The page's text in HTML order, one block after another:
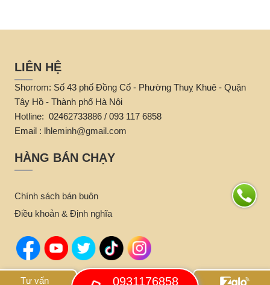
LIÊN HỆ
Shorrom: Số 43 phố Đồng Cổ - Phường Thuỵ Khuê - Quận
Tây Hồ - Thành phố Hà Nội
Hotline: 02462733886 / 093 117 6858
Email : lhleminh@gmail.com
HÀNG BÁN CHẠY
Chính sách bán buôn
Điều khoản & Định nghĩa
Tư vấn 0931176858